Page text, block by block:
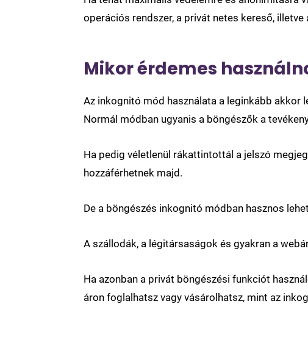
operációs rendszer, a privát netes kereső,
Mikor érdemes
Az inkognitó mód használata a leginkább akkor
Normál módban ugyanis a böngészők a
Ha pedig véletlenül rákattintottál a jelszó
hozzáférhetnek majd.
De a böngészés inkognitó módban hasznos
A szállodák, a légitársaságok és gyakran a
Ha azonban a privát böngészési funkciót
áron foglalhatsz vagy vásárolhatsz, mint az